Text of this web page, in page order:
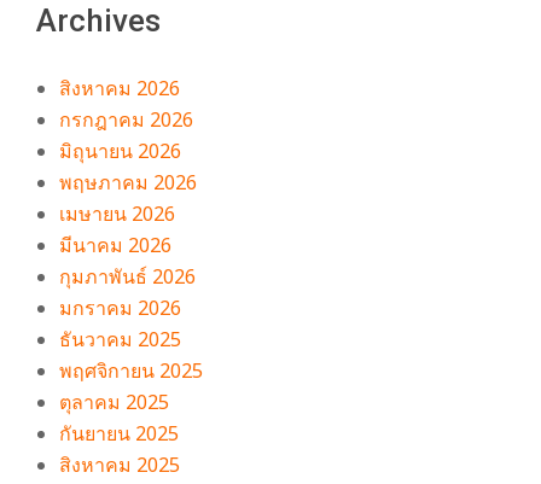
Archives
สิงหาคม 2026
กรกฎาคม 2026
มิถุนายน 2026
พฤษภาคม 2026
เมษายน 2026
มีนาคม 2026
กุมภาพันธ์ 2026
มกราคม 2026
ธันวาคม 2025
พฤศจิกายน 2025
ตุลาคม 2025
กันยายน 2025
สิงหาคม 2025